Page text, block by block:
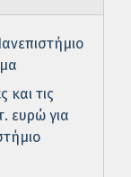
και τις
ευρώ για